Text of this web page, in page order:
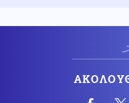
βιβλικές εικόνες